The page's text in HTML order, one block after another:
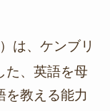
は、ケンブリ
た、英語を母
を教える能力